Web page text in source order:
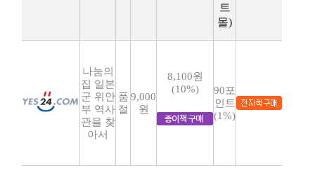
트
몰)
나눔의
집 일본
군 위안
부 역사
관을 찾
아서
품
절
9,000
원
8,100원
(10%)
90포
인트
(1%)